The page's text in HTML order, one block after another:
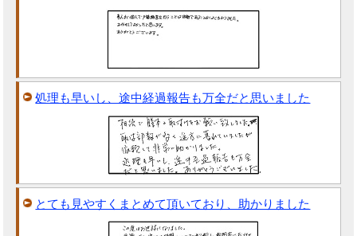
処理も早いし、途中経過報告も万全だと思いました
とても見やすくまとめて頂いており、助かりました